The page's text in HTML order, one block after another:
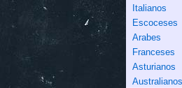
Italianos
Escoceses
Arabes
Franceses
Asturianos
Australianos